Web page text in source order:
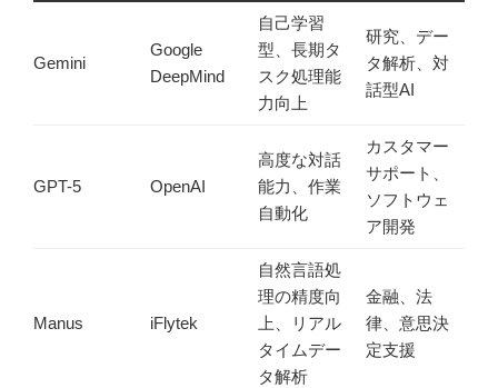
Gemini
Google
DeepMind
自己学習
型、長期タ
スク処理能
力向上
研究、デー
タ解析、対
話型AI
GPT-5 OpenAI
高度な対話
能力、作業
自動化
カスタマー
サポート、
ソフトウェ
ア開発
Manus iFlytek
自然言語処
理の精度向
上、リアル
タイムデー
タ解析
金融、法
律、意思決
定支援